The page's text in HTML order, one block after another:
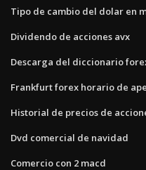
Tipo de cambio del dolar en
Dividendo de acciones avx
Descarga del diccionario
Frankfurt forex horario de
Historial de precios de
Dvd comercial de navidad
Comercio con 2 macd